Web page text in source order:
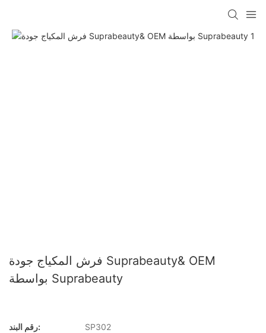
فرش المكياج جودة Suprabeauty& OEM
بواسطة Suprabeauty
رقم البند:
SP302